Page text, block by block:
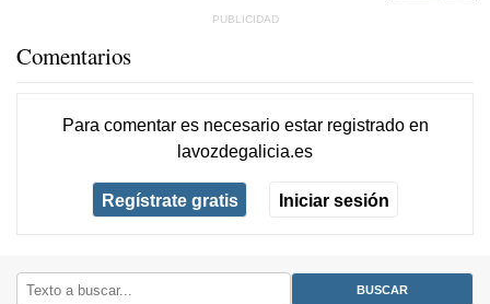
Comentarios
Para comentar es necesario estar registradoen
lavozdegalicia.es
Regístrate gratis Iniciar sesión